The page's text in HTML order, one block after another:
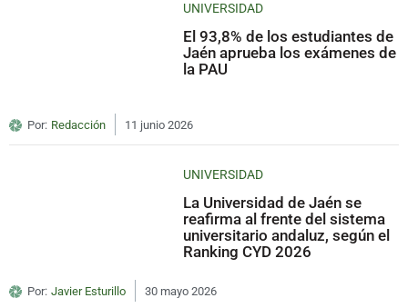
UNIVERSIDAD
El 93,8% de los estudiantes de
Jaén aprueba los exámenes de
la PAU
Por: Redacción 11 junio 2026
UNIVERSIDAD
La Universidad de Jaén se
reafirma al frente del sistema
universitario andaluz, según el
Ranking CYD 2026
Por: Javier Esturillo 30 mayo 2026